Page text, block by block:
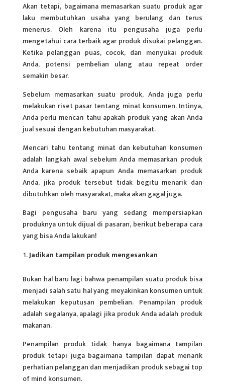
Akan tetapi, bagaimana memasarkan suatu produk agar
laku membutuhkan usaha yang berulang dan terus
menerus. Oleh karena itu pengusaha juga perlu
mengetahui cara terbaik agar produk disukai pelanggan.
Ketika pelanggan puas, cocok, dan menyukai produk
Anda, potensi pembelian ulang atau repeat order
semakin besar.
Sebelum memasarkan suatu produk, Anda juga perlu
melakukan riset pasar tentang minat konsumen. Intinya,
Anda perlu mencari tahu apakah produk yang akan Anda
jual sesuai dengan kebutuhan masyarakat.
Mencari tahu tentang minat dan kebutuhan konsumen
adalah langkah awal sebelum Anda memasarkan produk
Anda karena sebaik apapun Anda memasarkan produk
Anda, jika produk tersebut tidak begitu menarik dan
dibutuhkan oleh masyarakat, maka akan gagal juga.
Bagi pengusaha baru yang sedang mempersiapkan
produknya untuk dijual di pasaran, berikut beberapa cara
yang bisa Anda lakukan!
Jadikan tampilan produk mengesankan
Bukan hal baru lagi bahwa penampilan suatu produk bisa
menjadi salah satu hal yang meyakinkan konsumen untuk
melakukan keputusan pembelian. Penampilan produk
adalah segalanya, apalagi jika produk Anda adalah produk
makanan.
Penampilan produk tidak hanya bagaimana tampilan
produk tetapi juga bagaimana tampilan dapat menarik
perhatian pelanggan dan menjadikan produk sebagai top
of mind konsumen.